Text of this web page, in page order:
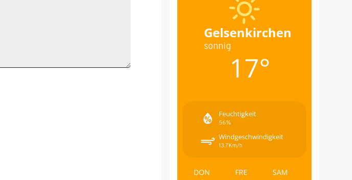
Gelsenkirchen
sonnig
17°
Feuchtigkeit
56%
Windgeschwindigkeit
13.7Km/h
DON FRE SAM